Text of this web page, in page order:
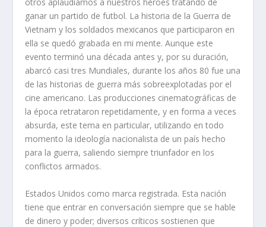
ganar un partido de futbol. La historia de la Guerra de
Vietnam y los soldados mexicanos que participaron en
ella se quedó grabada en mi mente. Aunque este
evento terminó una década antes y, por su duración,
abarcó casi tres Mundiales, durante los años 80 fue una
de las historias de guerra más sobreexplotadas por el
cine americano. Las producciones cinematográficas de
la época retrataron repetidamente, y en forma a veces
absurda, este tema en particular, utilizando en todo
momento la ideología nacionalista de un país hecho
para la guerra, saliendo siempre triunfador en los
conflictos armados.
Estados Unidos como marca registrada. Esta nación
tiene que entrar en conversación siempre que se hable
de dinero y poder; diversos críticos sostienen que